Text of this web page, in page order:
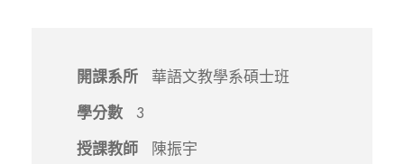
開課系所
華語文教學系碩士班
學分數
3
授課教師
陳振宇